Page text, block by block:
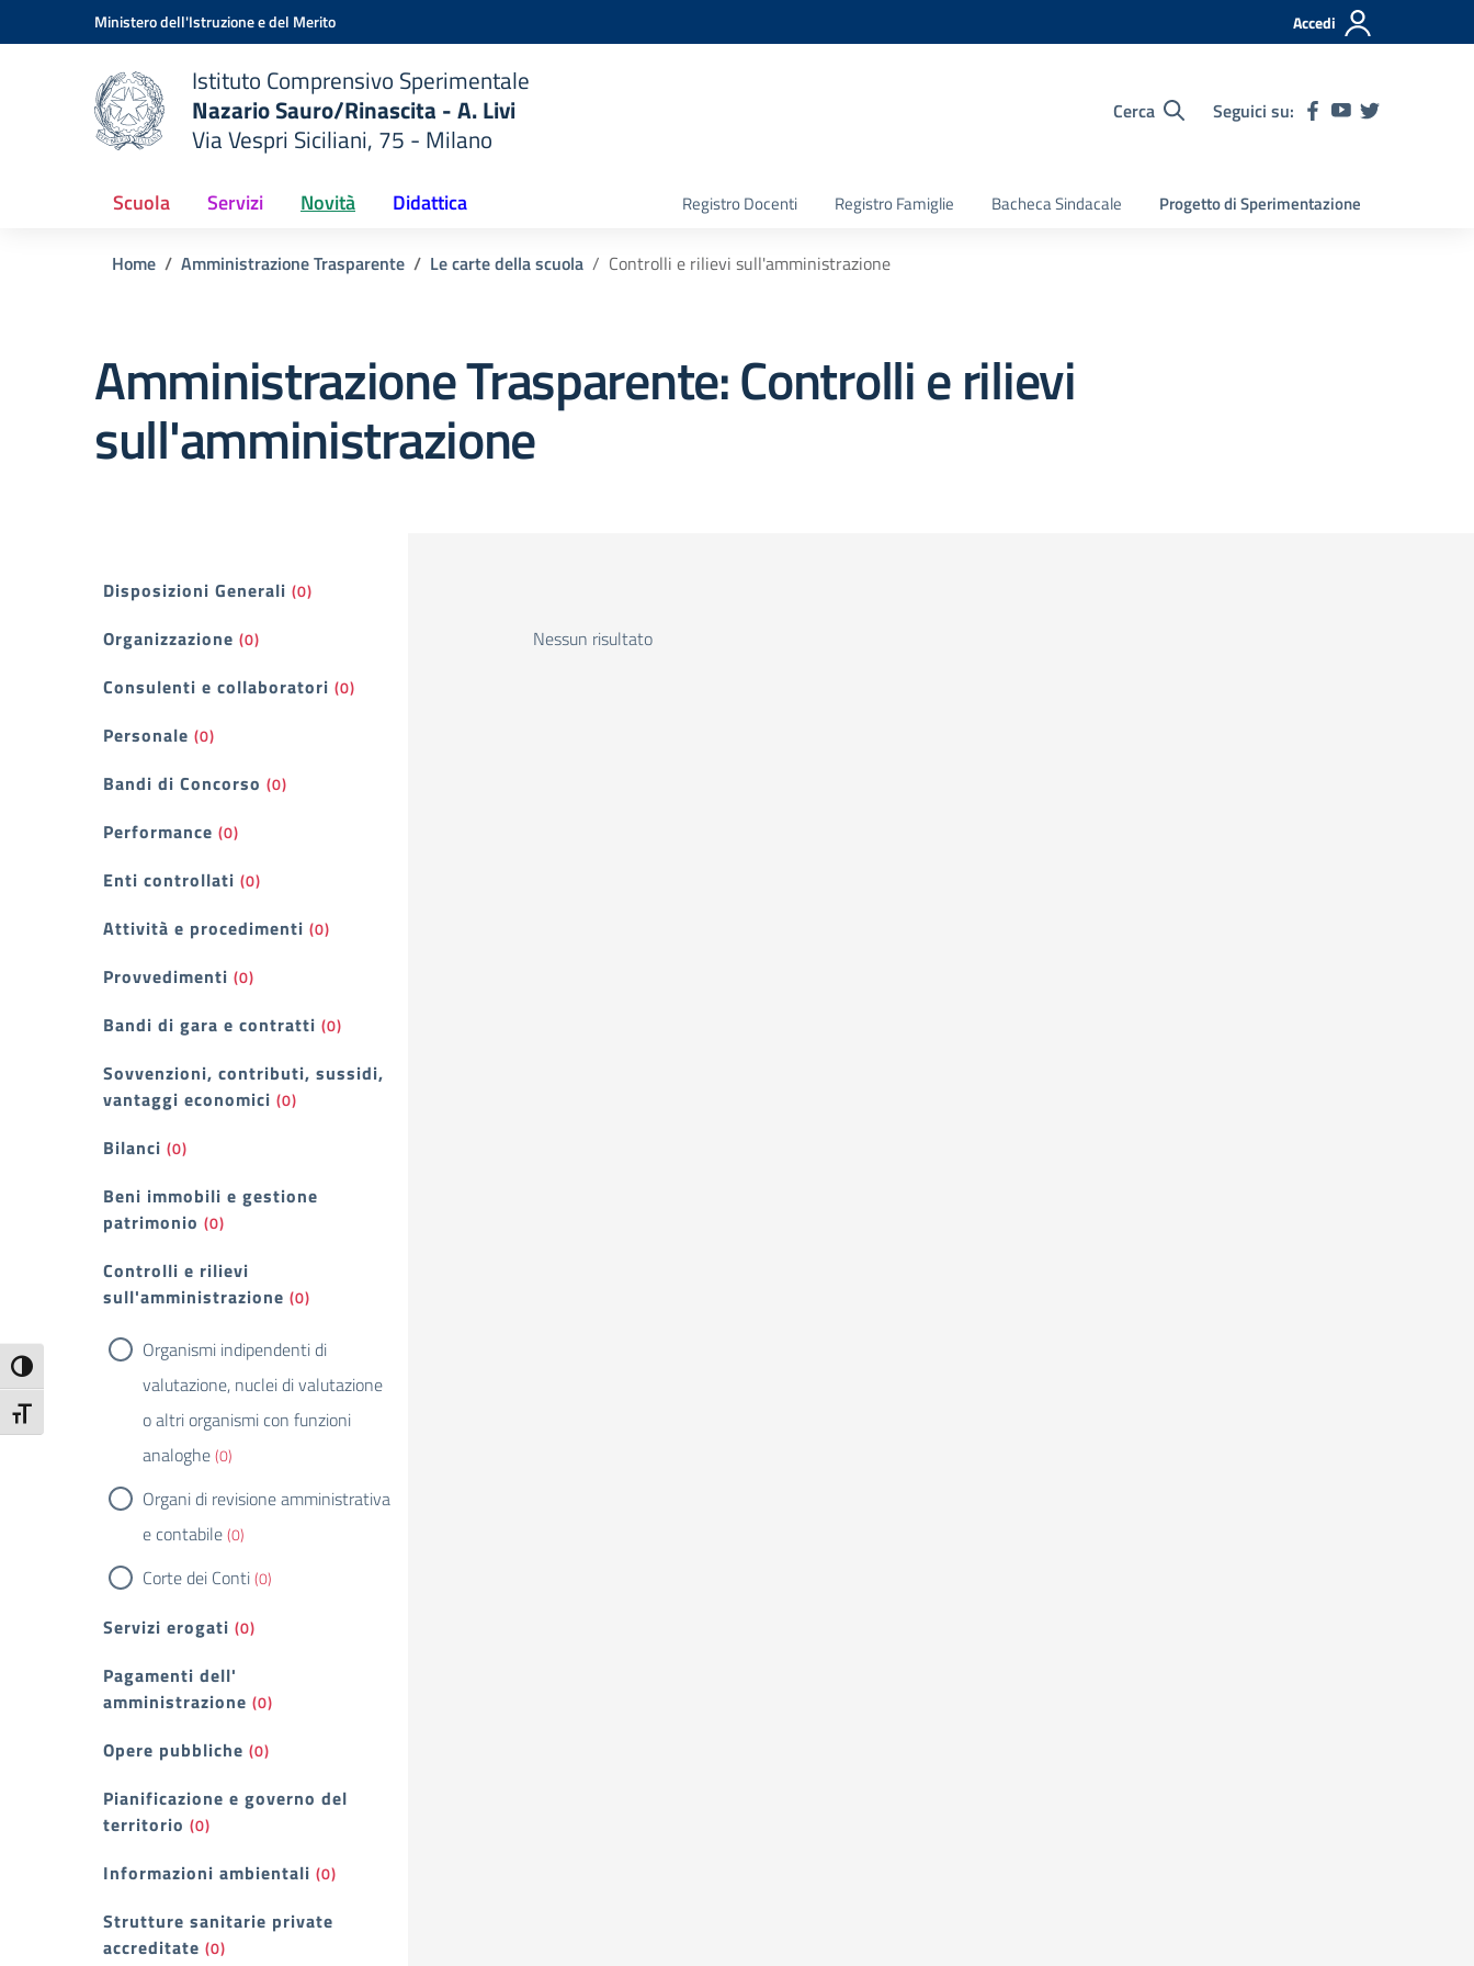
Attiva/disattiva alto contrasto
Attiva/disattiva dimensione testo
Vai ai contenuti
Vai al menu di navigazioneMinistero dell'Istruzione e del Merito Accedi
Istituto Comprensivo Sperimentale
Nazario Sauro/Rinascita - A. Livi
Via Vespri Siciliani, 75 - Milano
Cerca Seguici su:
Scuola Servizi Novità Didattica Registro Docenti Registro Famiglie Bacheca Sindacale Progetto di Sperimentazione
Home Amministrazione Trasparente Le carte della scuola Controlli e rilievi sull'amministrazione
Amministrazione Trasparente:Controlli e rilievi
sull'amministrazione
Filtri
Disposizioni Generali (0)
Organizzazione (0)
Consulenti e collaboratori (0)
Personale (0)
Bandi di Concorso (0)
Performance (0)
Enti controllati (0)
Attività e procedimenti (0)
Provvedimenti (0)
Bandi di gara e contratti (0)
Sovvenzioni, contributi, sussidi,
vantaggi economici (0)
Bilanci (0)
Beni immobili e gestione
patrimonio (0)
Controlli e rilievi
sull'amministrazione (0)
Organismi indipendenti di
valutazione, nuclei di valutazione
o altri organismi con funzioni
analoghe(0)
Organi di revisione amministrativa
e contabile(0)
Corte dei Conti(0)
Servizi erogati (0)
Pagamenti dell'
amministrazione (0)
Opere pubbliche (0)
Pianificazione e governo del
territorio (0)
Informazioni ambientali (0)
Strutture sanitarie private
accreditate (0)
Nessun risultato